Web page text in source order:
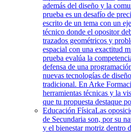
además del diseño y la
prueba es un desafío de
escrito de un tema con un
técnico donde el opositor
trazados geométricos y
espacial con una exactitud
prueba evalúa la
defensa de una
nuevas tecnologías de
tradicional. En Arke
herramientas técnicas y la
que tu propuesta destaque
Educación FísicaLas
de Secundaria son, por su
y el bienestar motriz dentro